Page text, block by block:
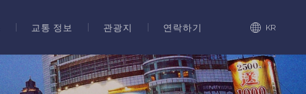
교통 정보 관광지 연락하기 KR